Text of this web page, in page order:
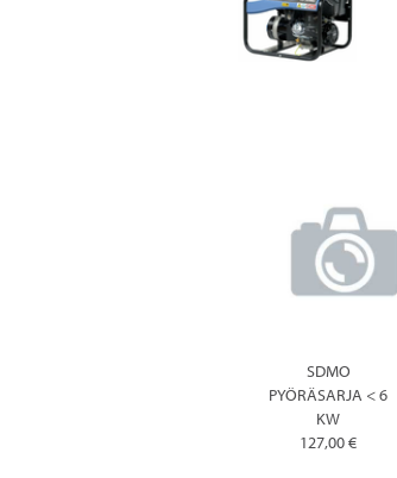
SDMO
PYÖRÄSARJA < 6
KW
127,00 €